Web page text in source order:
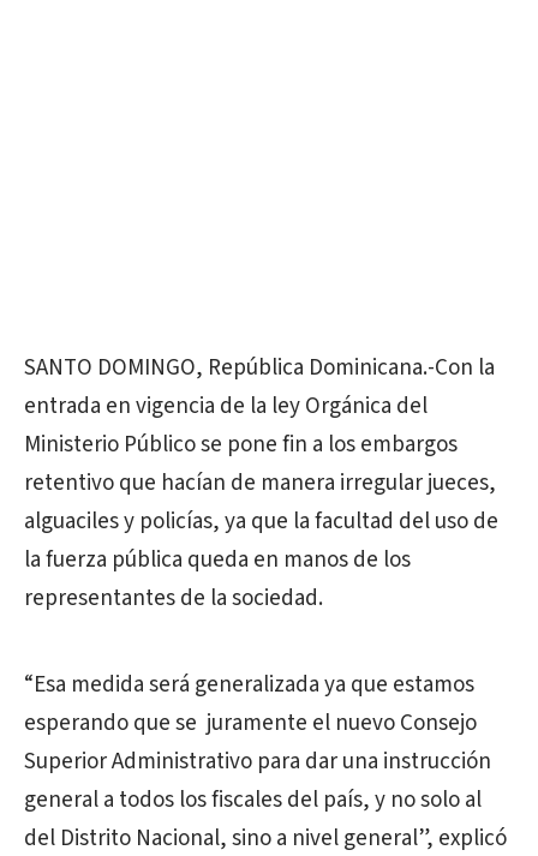
SANTO DOMINGO, República Dominicana.-Con la
entrada en vigencia de la ley Orgánica del
Ministerio Público se pone fin a los embargos
retentivo que hacían de manera irregular jueces,
alguaciles y policías, ya que la facultad del uso de
la fuerza pública queda en manos de los
representantes de la sociedad.
“Esa medida será generalizada ya que estamos
esperando que se juramente el nuevo Consejo
Superior Administrativo para dar una instrucción
general a todos los fiscales del país, y no solo al
del Distrito Nacional, sino a nivel general”, explicó